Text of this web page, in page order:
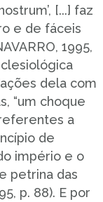
[...] faz
e de fáceis
1995,
dela com
“um choque
a
de
império e o
petrina das
p. 88). E por